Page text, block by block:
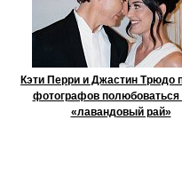
Кэти Перри и Джастин Трюдо
фотографов полюбоваться
«лавандовый рай»